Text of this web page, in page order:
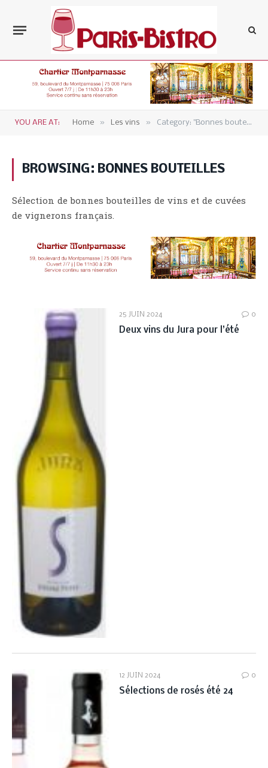
YOU ARE AT: Home » Les vins » Category: "Bonnes bouteilles" (Page 4)
BROWSING: BONNES BOUTEILLES
Sélection de bonnes bouteilles de vins et de cuvées
de vignerons français.
25 JUIN 2024 0
Deux vins du Jura pour l’été
12 JUIN 2024 0
Sélections de rosés été 24